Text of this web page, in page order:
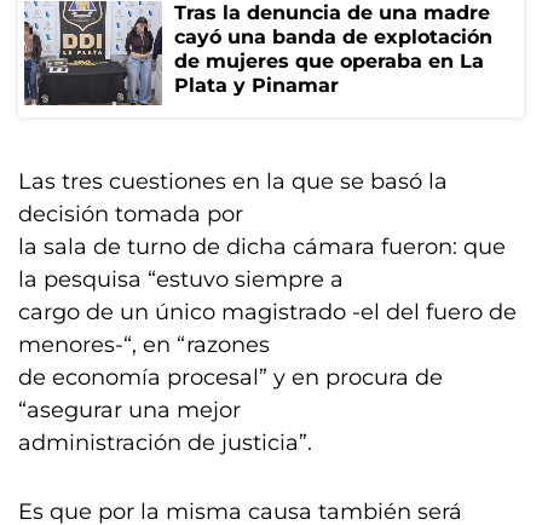
Tras la denuncia de una madre
cayó una banda de explotación
de mujeres que operaba en La
Plata y Pinamar
Las tres cuestiones en la que se basó la
decisión tomada por
la sala de turno de dicha cámara fueron: que
la pesquisa “estuvo siempre a
cargo de un único magistrado -el del fuero de
menores-“, en “razones
de economía procesal” y en procura de
“asegurar una mejor
administración de justicia”.
Es que por la misma causa también será